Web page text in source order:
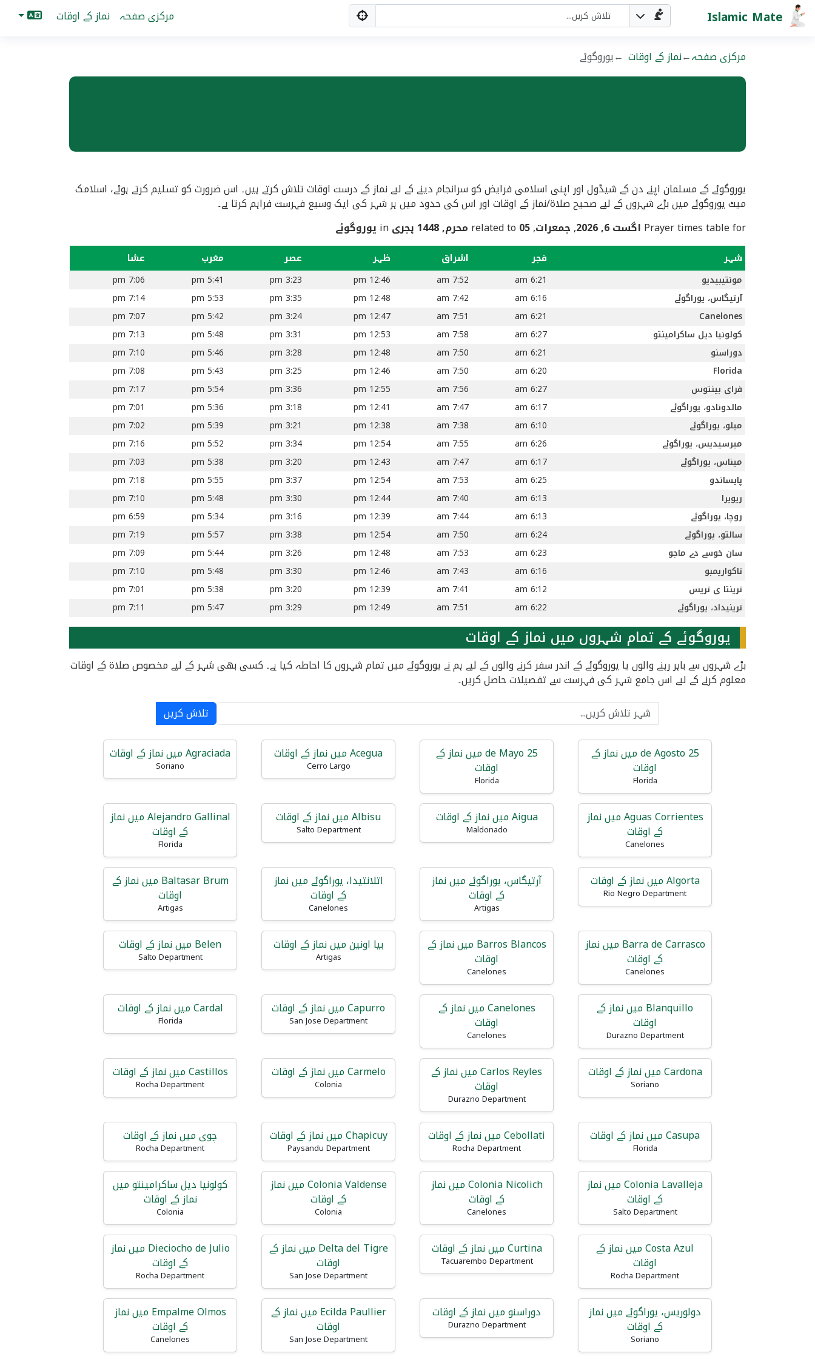
Islamic Mate مرکزی صفحہ نماز کے اوقات
مرکزی صفحہ نماز کے اوقات یوروگوئے
یوروگوئے کے مسلمان اپنے دن کے شیڈول اور اپنی اسلامی فرایض کو سرانجام دینے کے لیے نماز کے درست اوقات تلاش کرتے ہیں۔ اس ضرورت کو تسلیم کرتے ہوئے، اسلامک
میٹ یوروگوئے میں بڑے شہروں کے لیے صحیح صلاۃ/نماز کے اوقات اور اس کی حدود میں ہر شہر کی ایک وسیع فہرست فراہم کرتا ہے۔
Prayer times table for اگست 6, 2026 ,جمعرات, related to05 محرم, 1448 ہجری یوروگوئے
شہر فجر اشراق ظہر عصر مغرب عشا
مونتیبیدیو 6:21 am
7:52 am
12:46 pm
3:23 pm
5:41 pm
7:06 pm
آرتیگاس، یوراگوئے
6:16 am
7:42 am
12:48 pm
3:35 pm
5:53 pm
7:14 pm
Canelones
6:21 am
7:51 am
12:47 pm
3:24 pm
5:42 pm
7:07 pm
کولونیا دیل ساکرامینتو
6:27 am
7:58 am
12:53 pm
3:31 pm
5:48 pm
7:13 pm
دوراسنو
6:21 am
7:50 am
12:48 pm
3:28 pm
5:46 pm
7:10 pm
Florida
6:20 am
7:50 am
12:46 pm
3:25 pm
5:43 pm
7:08 pm
فرای بینتوس
6:27 am
7:56 am
12:55 pm
3:36 pm
5:54 pm
7:17 pm
مالدونادو، یوراگوئے
6:17 am
7:47 am
12:41 pm
3:18 pm
5:36 pm
7:01 pm
میلو، یوراگوئے
6:10 am
7:38 am
12:38 pm
3:21 pm
5:39 pm
7:02 pm
میرسیدیس، یوراگوئے
6:26 am
7:55 am
12:54 pm
3:34 pm
5:52 pm
7:16 pm
میناس، یوراگوئے
6:17 am
7:47 am
12:43 pm
3:20 pm
5:38 pm
7:03 pm
پایساندو
6:25 am
7:53 am
12:54 pm
3:37 pm
5:55 pm
7:18 pm
ریویرا
6:13 am
7:40 am
12:44 pm
3:30 pm
5:48 pm
7:10 pm
روچا، یوراگوئے
6:13 am
7:44 am
12:39 pm
3:16 pm
5:34 pm
6:59 pm
سالتو، یوراگوئے
6:24 am
7:50 am
12:54 pm
3:38 pm
5:57 pm
7:19 pm
سان خوسے دے ماجو
6:23 am
7:53 am
12:48 pm
3:26 pm
5:44 pm
7:09 pm
تاکواریمبو
6:16 am
7:43 am
12:46 pm
3:30 pm
5:48 pm
7:10 pm
ترینتا ی تریس
6:12 am
7:41 am
12:39 pm
3:20 pm
5:38 pm
7:01 pm
ترینیداد، یوراگوئے
6:22 am
7:51 am
12:49 pm
3:29 pm
5:47 pm
7:11 pm
یوروگوئے کے تمام شہروں میں نماز کے اوقات
بڑے شہروں سے باہر رہنے والوں یا یوروگوئے کے اندر سفر کرنے والوں کے لیے ہم نے یوروگوئے میں تمام شہروں کا احاطہ کیا ہے۔ کسی بھی شہر کے لیے مخصوص صلاۃ کے اوقات
معلوم کرنے کے لیے اس جامع شہر کی فہرست سے تفصیلات حاصل کریں۔
تلاش کریں
25 de Agosto میں نماز کے
اوقات
Florida
25 de Mayo میں نماز کے
اوقات
Florida
Acegua میں نماز کے اوقات
Cerro Largo
Agraciada میں نماز کے اوقات
Soriano
Aguas Corrientes میں نماز
کے اوقات
Canelones
Aigua میں نماز کے اوقات
Maldonado
Albisu میں نماز کے اوقات
Salto Department
Alejandro Gallinal میں نماز
کے اوقات
Florida
Algorta میں نماز کے اوقات
Rio Negro Department
آرتیگاس، یوراگوئے میں نماز
کے اوقات
Artigas
اتلانتیدا، یوراگوئے میں نماز
کے اوقات
Canelones
Baltasar Brum میں نماز کے
اوقات
Artigas
Barra de Carrasco میں نماز
کے اوقات
Canelones
Barros Blancos میں نماز کے
اوقات
Canelones
بیا اونین میں نماز کے اوقات
Artigas
Belen میں نماز کے اوقات
Salto Department
Blanquillo میں نماز کے
اوقات
Durazno Department
Canelones میں نماز کے
اوقات
Canelones
Capurro میں نماز کے اوقات
San Jose Department
Cardal میں نماز کے اوقات
Florida
Cardona میں نماز کے اوقات
Soriano
Carlos Reyles میں نماز کے
اوقات
Durazno Department
Carmelo میں نماز کے اوقات
Colonia
Castillos میں نماز کے اوقات
Rocha Department
Casupa میں نماز کے اوقات
Florida
Cebollati میں نماز کے اوقات
Rocha Department
Chapicuy میں نماز کے اوقات
Paysandu Department
چوی میں نماز کے اوقات
Rocha Department
Colonia Lavalleja میں نماز
کے اوقات
Salto Department
Colonia Nicolich میں نماز
کے اوقات
Canelones
Colonia Valdense میں نماز
کے اوقات
Colonia
کولونیا دیل ساکرامینتو میں
نماز کے اوقات
Colonia
Costa Azul میں نماز کے
اوقات
Rocha Department
Curtina میں نماز کے اوقات
Tacuarembo Department
Delta del Tigre میں نماز کے
اوقات
San Jose Department
Dieciocho de Julio میں نماز
کے اوقات
Rocha Department
دولوریس، یوراگوئے میں نماز
کے اوقات
Soriano
دوراسنو میں نماز کے اوقات
Durazno Department
Ecilda Paullier میں نماز کے
اوقات
San Jose Department
Empalme Olmos میں نماز
کے اوقات
Canelones